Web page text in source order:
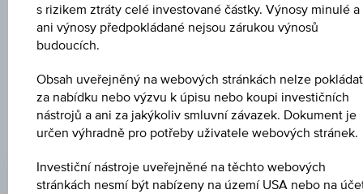
Uveřejněné produktové informace jsou určeny čistě pro
investory, kteří již mají produkt ve svém portfoliu. Tyto údaje
cenných papírů.
100,00 %
s rizikem ztráty celé investované částky. Výnosy minulé a
ani výnosy předpokládané nejsou zárukou výnosů
budoucích.
Obsah uveřejněný na webových stránkách nelze pokládat
za nabídku nebo výzvu k úpisu nebo koupi investičních
nástrojů a ani za jakýkoliv smluvní závazek. Dokument je
určen výhradně pro potřeby uživatele webových stránek.
Investiční nástroje uveřejněné na těchto webových
stránkách nesmí být nabízeny na území USA nebo na